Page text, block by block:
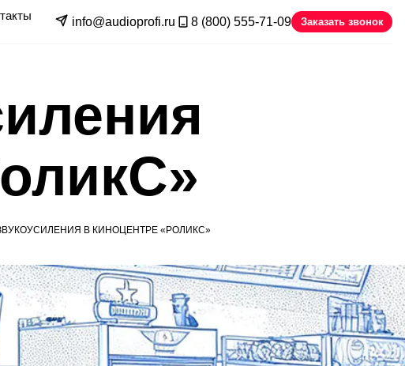
info@audioprofi.ru 8 (800) 555-71-09 Заказать звонок
В КИНОЦЕНТРЕ «РОЛИКС»